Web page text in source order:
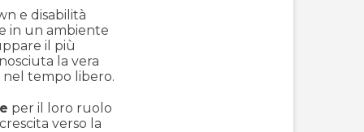
e disabilità
in un ambiente
il più
la vera
nel tempo libero.
per il loro ruolo
verso la